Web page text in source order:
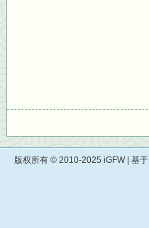
版权所有 © 2010-2025 iGFW | 基于